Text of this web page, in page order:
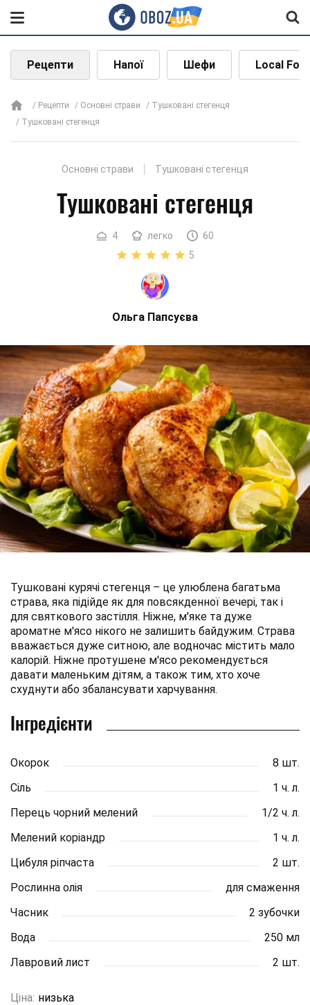
Рецепти Напої Шефи Local
Рецепти Основні страви
Тушковані стегенця
Тушковані стегенця
Основні страви Тушковані стегенця
Тушковані стегенця
4 легко
60
5
Ольга Папсуєва
Тушковані курячі стегенця – це улюблена багатьма
страва, яка підійде як для повсякденної вечері, так і
для святкового застілля. Ніжне, м'яке та дуже
ароматне м'ясо нікого не залишить байдужим. Страва
вважається дуже ситною, але водночас містить мало
калорій. Ніжне протушене м'ясо рекомендується
давати маленьким дітям, а також тим, хто хоче
схуднути або збалансувати харчування.
Інгредієнти
Окорок
8 шт.
Сіль
1 ч. л.
Перець чорний мелений
1/2 ч. л.
Мелений коріандр
1 ч. л.
Цибуля ріпчаста
2 шт.
Рослинна олія
для смаження
Часник
2 зубочки
Вода
250 мл
Лавровий лист
2 шт.
Ціна: низька